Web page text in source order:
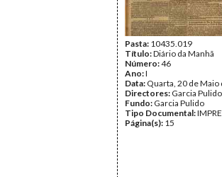
Pasta: 10435.019
Título:Diário da Manhã
Número:46
Ano:I
Data: Quarta, 20 de Maio
Directores: Garcia Pulido
Fundo: Garcia Pulido
Tipo Documental:
Página(s): 15